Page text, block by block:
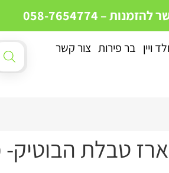
להזמנות – 058-7654774
ויין בר פירות צור קשר
טבלת